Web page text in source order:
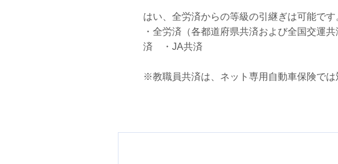
はい、全労済からの等級の引継ぎは可能で
・全労済（各都道府県共済および全国交運
済 ・JA共済
※教職員共済は、ネット専用自動車保険では